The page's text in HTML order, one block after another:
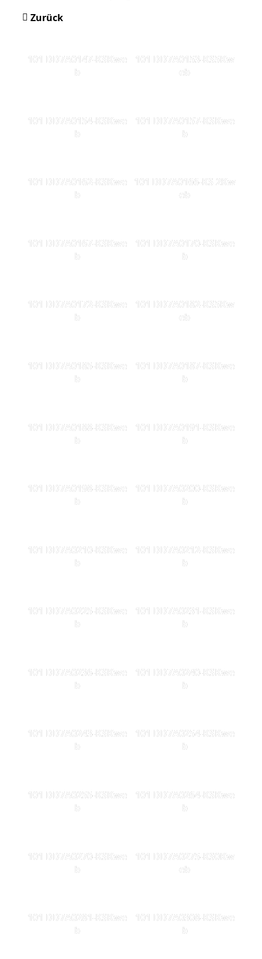
Zurück
101 DD7A0147-KSKwe
b
101 DD7A0153-KS5Kw
eb
101 DD7A0154-KSKwe
b
101 DD7A0157-KSKwe
b
101 DD7A0162-KSKwe
b
101 DD7A0166-KS 2Kw
eb
101 DD7A0167-KSKwe
b
101 DD7A0170-KSKwe
b
101 DD7A0172-KSKwe
b
101 DD7A0182-KS5Kw
eb
101 DD7A0185-KSKwe
b
101 DD7A0187-KSKwe
b
101 DD7A0188-KSKwe
b
101 DD7A0191-KSKwe
b
101 DD7A0198-KSKwe
b
101 DD7A0200-KSKwe
b
101 DD7A0210-KSKwe
b
101 DD7A0212-KSKwe
b
101 DD7A0225-KSKwe
b
101 DD7A0231-KSKwe
b
101 DD7A0236-KSKwe
b
101 DD7A0240-KSKwe
b
101 DD7A0243-KSKwe
b
101 DD7A0254-KSKwe
b
101 DD7A0255-KSKwe
b
101 DD7A0264-KSKwe
b
101 DD7A0270-KSKwe
b
101 DD7A0275-KS0Kw
eb
101 DD7A0281-KSKwe
b
101 DD7A0308-KSKwe
b